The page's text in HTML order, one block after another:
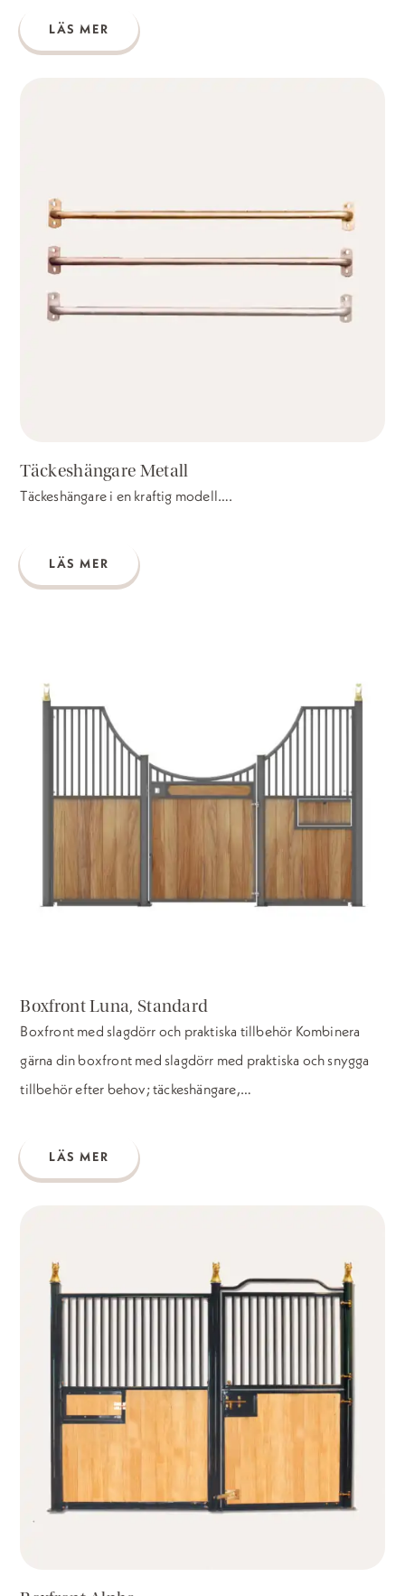
LÄS MER
Täckeshängare Metall
Täckeshängare i en kraftig modell….
LÄS MER
Boxfront Luna, Standard
Boxfront med slagdörr och praktiska tillbehör Kombinera
gärna din boxfront med slagdörr med praktiska och snygga
tillbehör efter behov; täckeshängare,…
LÄS MER